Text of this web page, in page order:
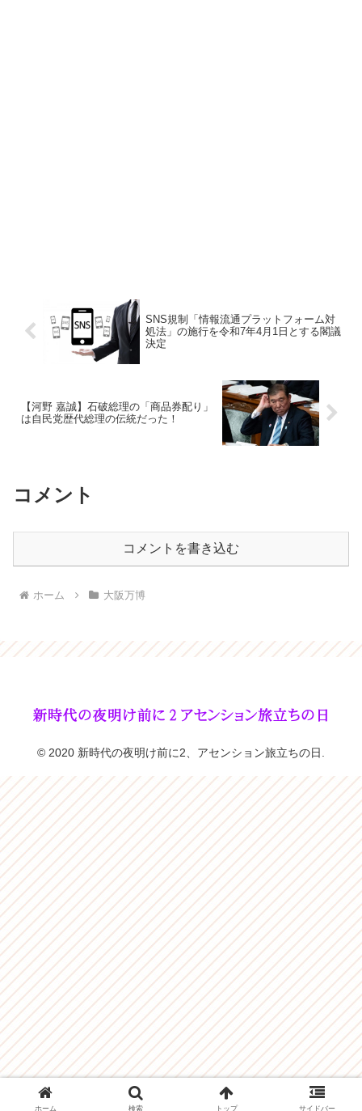
SNS規制「情報流通プラットフォーム対
処法」の施行を令和7年4月1日とする閣議
決定
【河野 嘉誠】石破総理の「商品券配り」
は自民党歴代総理の伝統だった！
コメント
コメントを書き込む
ホーム 大阪万博
© 2020 新時代の夜明け前に2、アセンション旅立ちの日.
ホーム 検索 トップ サイドバー